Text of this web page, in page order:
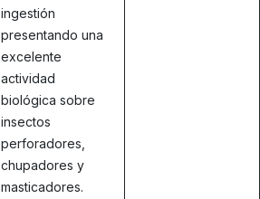
ingestión
presentando una
excelente
actividad
biológica sobre
insectos
perforadores,
chupadores y
masticadores.